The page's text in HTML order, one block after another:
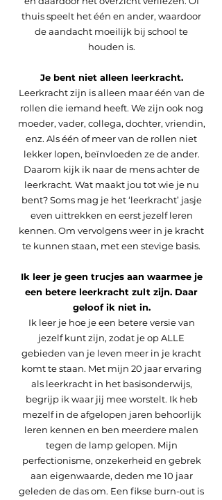
thuis speelt het één en ander, waardoor
de aandacht moeilijk bij school te
houden is.
Je bent niet alleen leerkracht.
Leerkracht zijn is alleen maar één van de
rollen die iemand heeft. We zijn ook nog
moeder, vader, collega, dochter, vriendin,
enz. Als één of meer van de rollen niet
lekker lopen, beïnvloeden ze de ander.
Daarom kijk ik naar de mens achter de
leerkracht. Wat maakt jou tot wie je nu
bent? Soms mag je het ‘leerkracht’ jasje
even uittrekken en eerst jezelf leren
kennen. Om vervolgens weer in je kracht
te kunnen staan, met een stevige basis.
Ik leer je geen trucjes aan waarmee je
een betere leerkracht zult zijn. Daar
geloof ik niet in.
Ik leer je hoe je een betere versie van
jezelf kunt zijn, zodat je op ALLE
gebieden van je leven meer in je kracht
komt te staan. Met mijn 20 jaar ervaring
als leerkracht in het basisonderwijs,
begrijp ik waar jij mee worstelt. Ik heb
mezelf in de afgelopen jaren behoorlijk
leren kennen en ben meerdere malen
tegen de lamp gelopen. Mijn
perfectionisme, onzekerheid en gebrek
aan eigenwaarde, deden me 10 jaar
geleden de das om. Een fikse burn-out is